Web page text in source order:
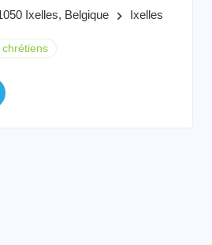
Ixelles, Belgique keyboard_arrow_right Ixelles
chrétiens